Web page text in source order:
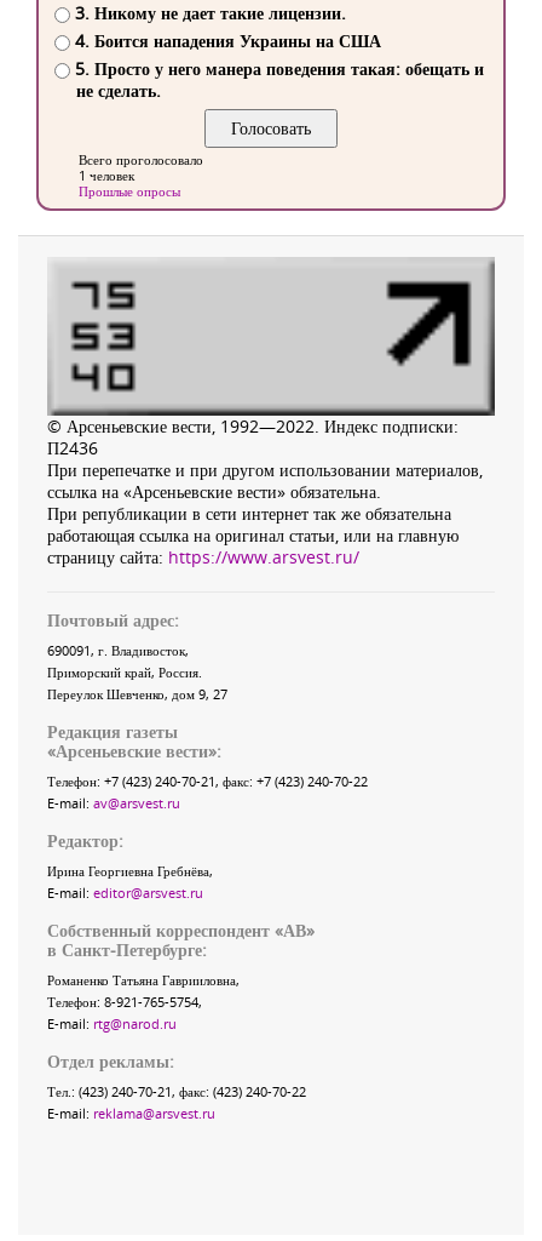
3. Никому не дает такие лицензии.
4. Боится нападения Украины на США
5. Просто у него манера поведения такая: обещать и
не сделать.
Всего проголосовало
1 человек
Прошлые опросы
© Арсеньевские вести, 1992—2022. Индекс подписки:
П2436
При перепечатке и при другом использовании материалов,
ссылка на «Арсеньевские вести» обязательна.
При републикации в сети интернет так же обязательна
работающая ссылка на оригинал статьи, или на главную
страницу сайта: https://www.arsvest.ru/
Почтовый адрес:
690091, г. Владивосток,
Приморский край, Россия
Переулок Шевченко, дом 9, 27
Редакция газеты
«Арсеньевские вести»:
Телефон: +7 (423) 240-70-21, факс: +7 (423) 240-70-22
E-mail: av@arsvest.ru
Редактор:
Ирина Георгиевна Гребнёва,
E-mail: editor@arsvest.ru
Собственный корреспондент «АВ»
в Санкт-Петербурге:
Романенко Татьяна Гаврииловна,
Телефон: 8-921-765-5754,
E-mail: rtg@narod.ru
Отдел рекламы:
Тел.: (423) 240-70-21, факс: (423) 240-70-22
E-mail: reklama@arsvest.ru